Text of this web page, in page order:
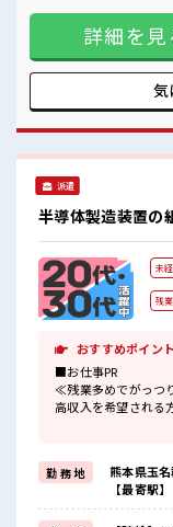
職場にはロッカー完
私物の置きすぎに
の悩み解
ンジする
す！ イチ
う！ ≪自
お仕事です！ ■職場の雰囲気 少人数でアット
の職場！
要ですね★
詳細を見
気
派遣
半導体製造装置の
未
残
おすすめポイント
■お仕事PR
≪残業多めでがっつ
高収入を希望される
残業は月20時間以
制服があるので、
毎日の服装の悩み
≪未経験OKの仕事≫
新しいことにチャレ
勤 務 地
熊本県玉
【最寄駅】